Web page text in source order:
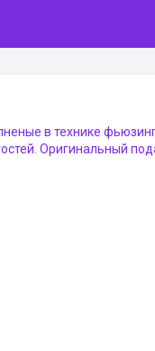
в технике
Оригинальный